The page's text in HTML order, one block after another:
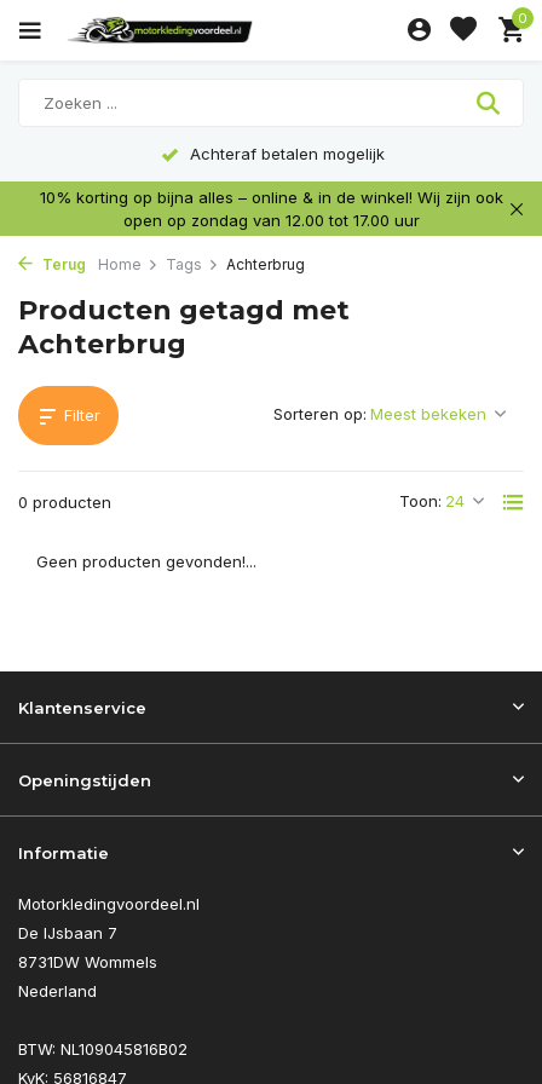
0
Achteraf betalen mogelijk
10% korting op bijna alles – online & in de winkel! Wij zijn ook
open op zondag van 12.00 tot 17.00 uur
Terug Home Tags Achterbrug
Producten getagd met
Achterbrug
Filter
0 producten Toon:
Sorteren op:
Geen producten gevonden!...
Klantenservice
Openingstijden
Informatie
Motorkledingvoordeel.nl
De IJsbaan 7
8731DW Wommels
Nederland
BTW: NL109045816B02
KvK: 56816847